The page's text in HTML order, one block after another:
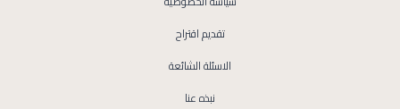
تقديم اقتراح
الاسئلة الشائعة
نبذه عنا